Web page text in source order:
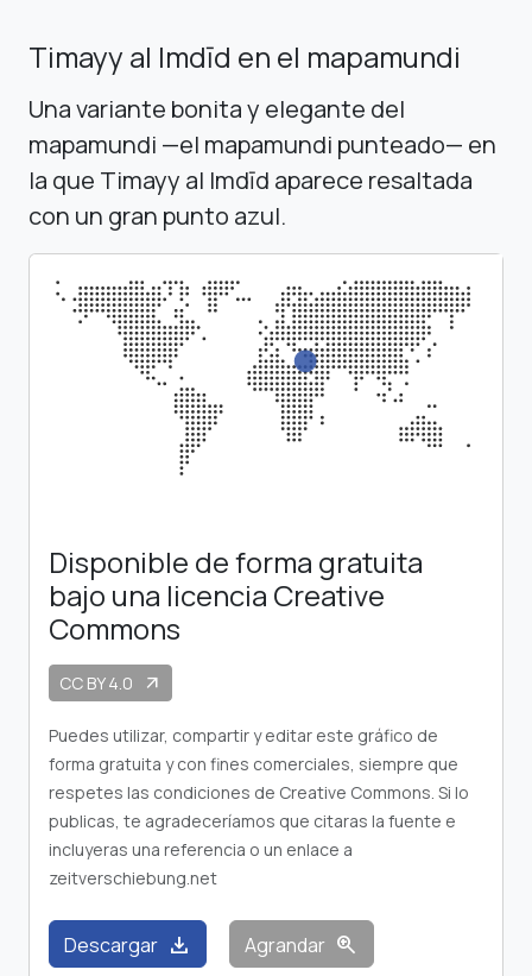
Timayy al Imdīd en el mapamundi
Una variante bonita y elegante del
mapamundi —el mapamundi punteado— en
la que Timayy al Imdīd aparece resaltada
con un gran punto azul.
Disponible de forma gratuita
bajo una licencia Creative
Commons
CC BY 4.0 arrow_outward
Puedes utilizar, compartir y editar este gráfico de
forma gratuita y con fines comerciales, siempre que
respetes las condiciones de Creative Commons. Si lo
publicas, te agradeceríamos que citaras la fuente e
incluyeras una referencia o un enlace a
zeitverschiebung.net
Descargar download Agrandar zoom_in